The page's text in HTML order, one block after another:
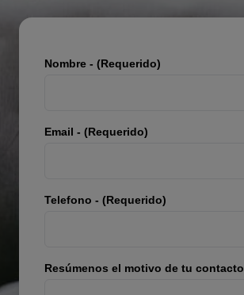
Nombre - (Requerido)
Email - (Requerido)
Telefono - (Requerido)
Resúmenos el motivo de tu contacto